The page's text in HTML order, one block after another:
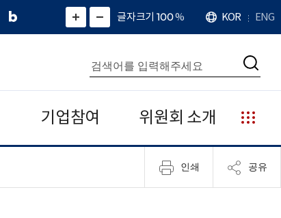
네
그
)
화
면
면
소
확
대
치
글자크기 100%
언
어
KOR ENG
통
합
검
색
검
기업참여 위원회 소개
누
리
집
안
인쇄 공유